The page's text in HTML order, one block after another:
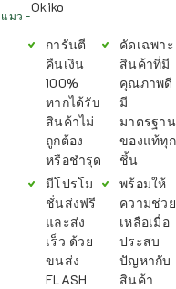
มว -
Okiko
การันตี
คืนเงิน
100%
หากได้รับ
สินค้าไม่
ถูกต้อง
หรือชำรุด
มีโปรโม
ชั่นส่งฟรี
และส่ง
เร็ว ด้วย
ขนส่ง
FLASH
คัดเฉพาะ
สินค้าที่มี
คุณภาพดี
มี
มาตรฐาน
ของแท้ทุก
ชิ้น
พร้อมให้
ความช่วย
เหลือเมื่อ
ประสบ
ปัญหากับ
สินค้า